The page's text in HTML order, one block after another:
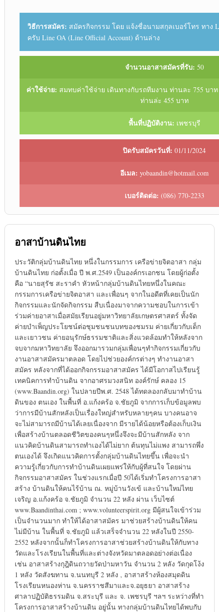
วิธีการสมัคร: สมัครกิจกรรม โดย แจ้งชื่อนามสกุลเบอร์โทร ทาง
ครับ Line OA (Line Official Account) ด้านล่าง
จำนวนอาสาสมัครที่รับ: 50
ค่าใช้จ่าย: สมทบค่าใช้จ่าย เดินทางกับรถทีมงาน ท่านละ 755 บาท
ท่านล่ะ 455 บาท
พื้นที่ปฏิบัติงาน: เพชรบุรี
ปิดรับสมัครวันที่: 01/11/2024
อีเมล: yobaandin@hotmail.com
เบอร์ติดต่อ: (086) 770-2233
อาสาบ้านดินไทย
ประวัติกลุ่มบ้านดินไทย หนึ่งในกรรมการ เครือข่ายจิตอาสา กลุ่ม
บ้านดินไทย ก่อตั้งเมื่อ ปี พ.ศ.2549 เป็นองค์กรเอกชน โดยผู้ก่อตั้ง
คือ “นายสุรัช สะราคำ หัวหน้ากลุ่มบ้านดินไทยหนึ่งในคณะ
กรรมการเครือข่ายจิตอาสา และเพื่อนๆ จากในอดีตที่เคยเป็นนัก
กิจกรรมและนักจัดกิจกรรม สืบเนื่องมาจากความชอบในการเข้า
ร่วมค่ายอาสาเมื่อสมัยเรียนอยู่มหาวิทยาลัยเกษตรศาสตร์ ทั้งจัด
ค่ายบำเพ็ญประโยชน์ต่อชุมชนชนบทของชมรม ค่ายเกี่ยวกับเด็ก
และเยาวชน ค่ายอนุรักษ์ธรรมชาติและสิ่งแวดล้อมทำให้หลังจาก
จบจากมหาวิทยาลัย จึงออกมารวมกลุ่มเพื่อนๆทำกิจกรรมเกี่ยวกับ
งานอาสาสมัครมาตลอด โดยไปช่วยองค์กรต่างๆ ทำงานอาสา
สมัคร หลังจากที่ได้ออกกิจกรรมอาสาสมัคร ได้มีโอกาสไปเรียนรู้
เทคนิคการทำบ้านดิน จากอาศรมวงสนิท องค์รักษ์ คลอง 15
(www.Baandin.org) ในปลายปีพ.ศ. 2548 ได้ทดลองกลับมาทำบ้าน
ดินของ ตนเอง ในพื้นที่ อ.แก้งคร้อ จ.ชัยภูมิ จากการเก็บข้อมูลพบ
ว่าการมีบ้านสักหลังเป็นเรื่องใหญ่สำหรับหลายๆคน บางคนอาจ
จะไม่สามารถมีบ้านได้เลยเนื่องจาก มีรายได้น้อยหรือต้องเก็บเงิน
เพื่อสร้างบ้านตลอดชีวิตของคนๆหนึ่งจึงจะมีบ้านสักหลัง จาก
แนวคิดบ้านดินสามารถทำเองได้ไม่ยาก ต้นทุนไม่แพง สามารถพึ่ง
ตนเองได้ จึงเกิดแนวคิดการตั้งกลุ่มบ้านดินไทยขึ้น เพื่อจะนำ
ความรู้เกี่ยวกับการทำบ้านดินเผยแพร่ให้กับผู้ที่สนใจ โดยผ่าน
กิจกรรมอาสาสมัคร ในช่วงแรกเมื่อปี 50ได้เริ่มทำโครงการอาสา
สร้าง บ้านดินให้คนไร้บ้าน ณ. หมู่บ้านวังเข้ และบ้านใหม่ไทย
เจริญ อ.แก้งคร้อ จ.ชัยภูมิ จำนวน 22 หลัง ผ่าน เว็บไซต์
www.Baandinthai.com ; www.volunteerspirit.org มีผู้สนใจเข้าร่วม
เป็นจำนวนมาก ทำให้ได้อาสาสมัคร มาช่วยสร้างบ้านดินให้คน
ไม่มีบ้าน ในพื้นที่ จ.ชัยภูมิ แล้วเสร็จจำนวน 22 หลังในปี 2550-
2552 หลังจากนั้นก็ทำโครงการอาสาช่วยสร้างบ้านดินให้กับทาง
วัดและโรงเรียนในพื้นที่และต่างจังหวัดมาตลอดอย่างต่อเนื่อง
เช่น อาสาสร้างกุฎิดินถวายวัดป่ามหาวัน จำนวน 2 หลัง วัดกุดโง้ง
1 หลัง วัดสังฆทาน จ.นนทบุรี 2 หลัง , อาสาสร้างห้องสมุดดิน
โรงเรียนหนองห่าน จ.นครราชสีมาและจ.อยุธยา อาสาสร้าง
ศาลาปฏิบัติธรรมดิน จ.สระบุรี และ จ. เพชรบุรี ฯลฯ ระหว่างที่ทำ
โครงการอาสาสร้างบ้านดิน อยู่นั้น ทางกลุ่มบ้านดินไทยได้พบกับ